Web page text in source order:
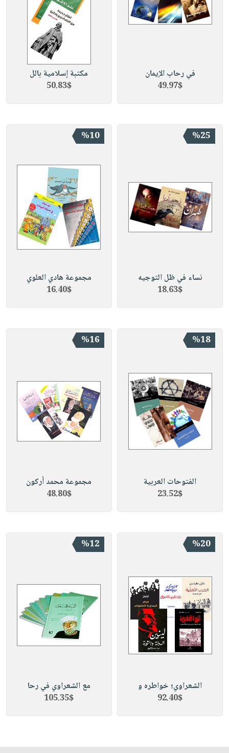
في رحاب الإيمان
49.97$
مكتبة إسلامية بالل
50.83$
%25
نساء في ظل التوجيه
18.63$
%10
مجموعة هادي العلوي
16.40$
%18
الفتوحات العربية
23.52$
%16
مجموعة محمد أركون
48.80$
%20
الشعراوي؛ خواطره و
92.40$
%12
مع الشعراوي في رحا
105.35$